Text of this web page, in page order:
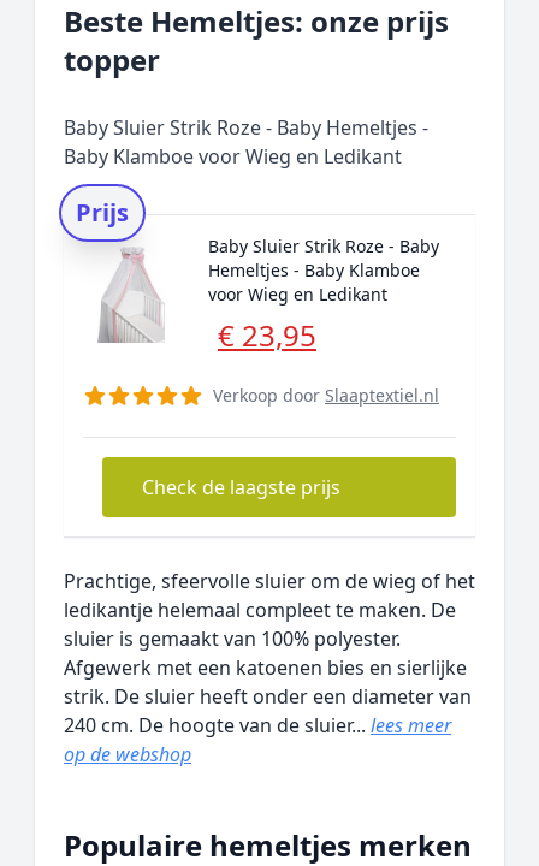
Beste Hemeltjes: onze prijs
topper
Baby Sluier Strik Roze - Baby Hemeltjes -
Baby Klamboe voor Wieg en Ledikant
Prijs
Baby Sluier Strik Roze - Baby
Hemeltjes - Baby Klamboe
voor Wieg en Ledikant
€ 23,95
Verkoop door Slaaptextiel.nl
Check de laagste prijs
Prachtige, sfeervolle sluier om de wieg of het
ledikantje helemaal compleet te maken. De
sluier is gemaakt van 100% polyester.
Afgewerk met een katoenen bies en sierlijke
strik. De sluier heeft onder een diameter van
240 cm. De hoogte van de sluier... lees meer
op de webshop
Populaire hemeltjes merken